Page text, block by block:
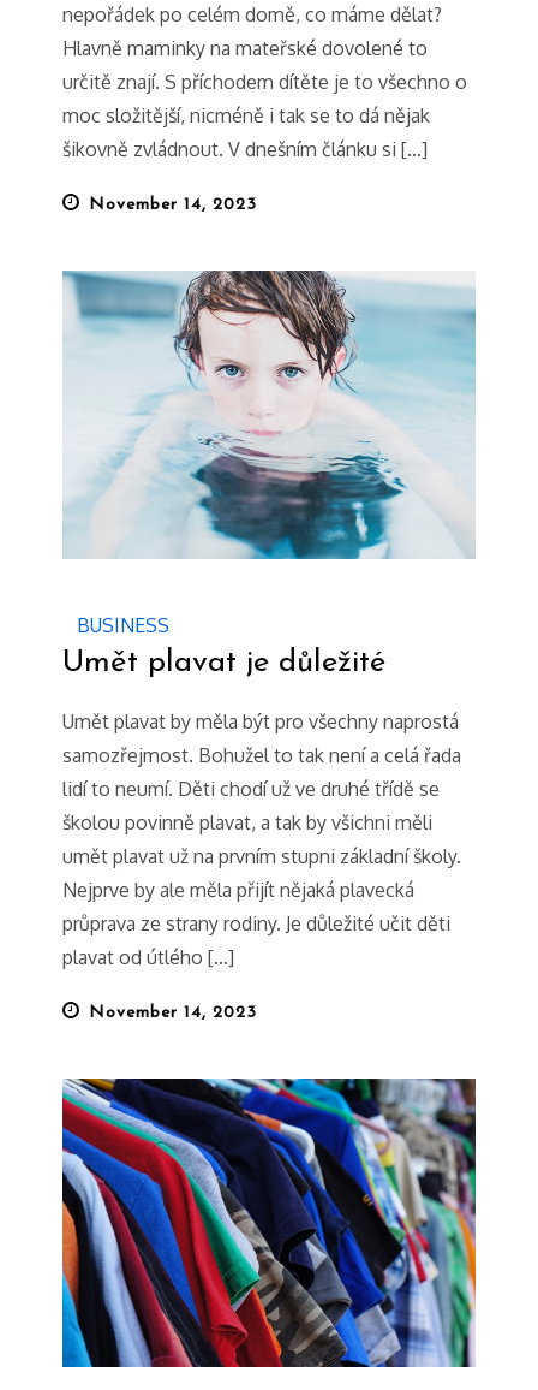
nepořádek po celém domě, co máme dělat?
Hlavně maminky na mateřské dovolené to
určitě znají. S příchodem dítěte je to všechno o
moc složitější, nicméně i tak se to dá nějak
šikovně zvládnout. V dnešním článku si […]
PostedNovember 14, 2023
BUSINESS
Umět plavat je důležité
Umět plavat by měla být pro všechny naprostá
samozřejmost. Bohužel to tak není a celá řada
lidí to neumí. Děti chodí už ve druhé třídě se
školou povinně plavat, a tak by všichni měli
umět plavat už na prvním stupni základní školy.
Nejprve by ale měla přijít nějaká plavecká
průprava ze strany rodiny. Je důležité učit děti
plavat od útlého […]
Posted
November 14, 2023